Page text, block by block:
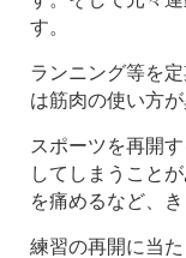
す。
ランニング等を
は筋肉の使い方が
スポーツを再開
してしまうこと
を痛めるなど、
練習の再開に当